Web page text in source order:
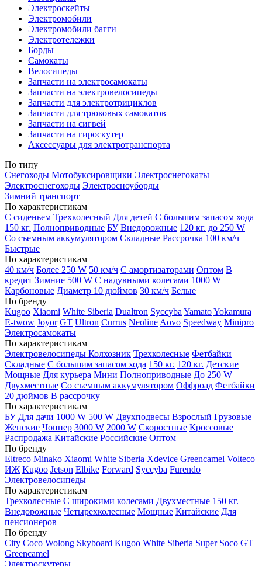
Электроскейты
Электромобили
Электромобили багги
Электротележки
Борды
Самокаты
Велосипеды
Запчасти на электросамокаты
Запчасти на электровелосипеды
Запчасти для электротрициклов
Запчасти для трюковых самокатов
Запчасти на сигвей
Запчасти на гироскутер
Аксессуары для электротранспорта
По типу
Снегоходы Мотобуксировщики Электроснегокаты
Электроснегоходы Электросноуборды
Зимний транспорт
По характеристикам
С сиденьем Трехколесный Для детей С большим запасом хода
150 кг. Полноприводные БУ Внедорожные 120 кг. до 250 W
Со съемным аккумулятором Складные Рассрочка 100 км/ч
Быстрые
По характеристикам
40 км/ч Более 250 W 50 км/ч С амортизаторами Оптом В
кредит Зимние 500 W С надувными колесами 1000 W
Карбоновые Диаметр 10 дюймов 30 км/ч Белые
По бренду
Kugoo Xiaomi White Siberia Dualtron Syccyba YamatoYokamura
E-twow Joyor GT Ultron Currus Neoline Aovo Speedway Minipro
Электросамокаты
По характеристикам
Электровелосипеды Колхозник Трехколесные Фетбайки
Складные С большим запасом хода 150 кг. 120 кг. Детские
Мощные Для курьера Мини Полноприводные До 250 W
Двухместные Со съемным аккумулятором Оффроад Фетбайки
20 дюймов В рассрочку
По характеристикам
БУ Для дачи 1000 W 500 W Двухподвесы Взрослый Грузовые
Женские Чоппер 3000 W 2000 W Скоростные Кроссовые
Распродажа Китайские Российские Оптом
По бренду
Eltreco Minako Xiaomi White Siberia Xdevice Greencamel Volteco
ИЖ Kugoo Jetson Elbike Forward Syccyba Furendo
Электровелосипеды
По характеристикам
Трехколесные С широкими колесами Двухместные 150 кг.
Внедорожные Четырехколесные Мощные Китайские Для
пенсионеров
По бренду
City Coco Wolong Skyboard Kugoo White Siberia Super Soco GT
Greencamel
Электроскутеры